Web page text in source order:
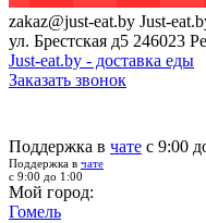
zakaz@just-eat.by Just-
ул. Брестская д5 246023
Just-eat.by - доставка еды
Заказать звонок
Поддержка в чате с 9:00
Поддержка в чате
с 9:00 до 1:00
Мой город:
Гомель